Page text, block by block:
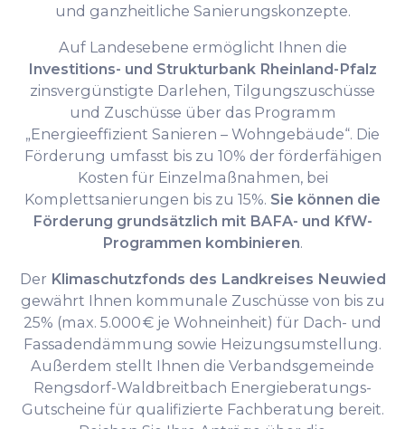
und ganzheitliche Sanierungskonzepte.
Auf Landesebene ermöglicht Ihnen die
Investitions- und Strukturbank Rheinland-Pfalz
zinsvergünstigte Darlehen, Tilgungszuschüsse
und Zuschüsse über das Programm
„Energieeffizient Sanieren – Wohngebäude“. Die
Förderung umfasst bis zu 10% der förderfähigen
Kosten für Einzelmaßnahmen, bei
Komplettsanierungen bis zu 15%. Sie können die
Förderung grundsätzlich mit BAFA- und KfW-
Programmen kombinieren.
Der Klimaschutzfonds des Landkreises Neuwied
gewährt Ihnen kommunale Zuschüsse von bis zu
25% (max. 5.000 € je Wohneinheit) für Dach- und
Fassadendämmung sowie Heizungsumstellung.
Außerdem stellt Ihnen die Verbandsgemeinde
Rengsdorf-Waldbreitbach Energieberatungs-
Gutscheine für qualifizierte Fachberatung bereit.